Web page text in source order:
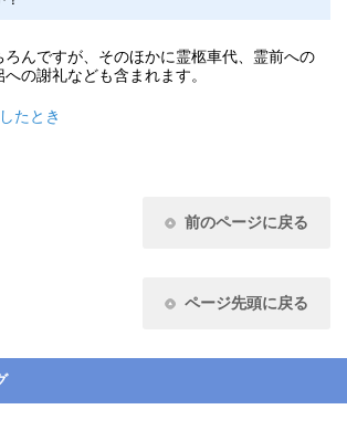
ろんですが、そのほかに霊柩車代、霊前への
の謝礼なども含まれます。
たとき
前のページに戻る
ページ先頭に戻る